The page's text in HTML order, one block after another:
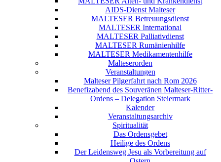
AIDS-Dienst Malteser
MALTESER Betreuungsdienst
MALTESER International
MALTESER Palliativdienst
MALTESER Rumänienhilfe
MALTESER Medikamentenhilfe
Malteserorden
Veranstaltungen
Malteser Pilgerfahrt nach Rom 2026
Benefizabend des Souveränen Malteser-Ritter-
Ordens – Delegation Steiermark
Kalender
Veranstaltungsarchiv
Spiritualität
Das Ordensgebet
Heilige des Ordens
Der Leidensweg Jesu als Vorbereitung auf